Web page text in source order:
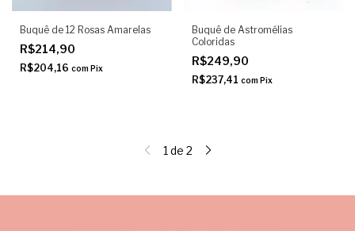
Buquê de 12 Rosas Amarelas
R$214,90
R$204,16 com Pix
Buquê de Astromélias
Coloridas
R$249,90
R$237,41 com Pix
1 de 2